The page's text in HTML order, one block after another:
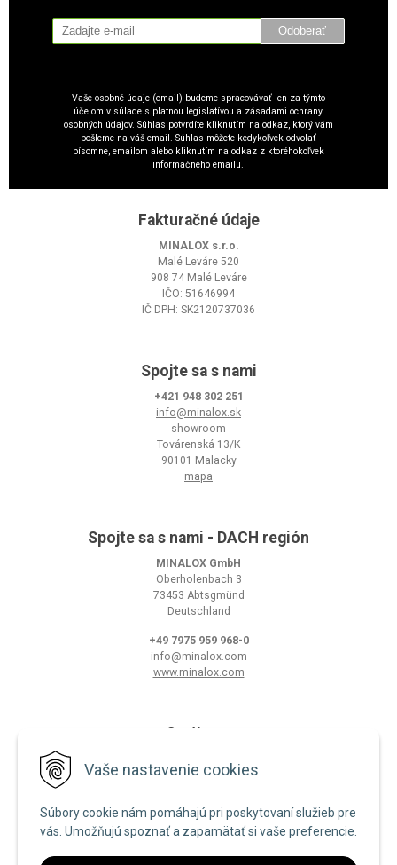
Vaše nastavenie cookies
Súbory cookie nám pomáhajú pri poskytovaní služieb pre
vás. Umožňujú spoznať a zapamätať si vaše preferencie.
Odoberať
Vaše osobné údaje (email) budeme spracovávať len za týmto
účelom v súlade s platnou legislatívou a zásadami ochrany
osobných údajov. Súhlas potvrdíte kliknutím na odkaz, ktorý vám
pošleme na váš email. Súhlas môžete kedykoľvek odvolať
písomne, emailom alebo kliknutím na odkaz z ktoréhokoľvek
informačného emailu.
Fakturačné údaje
MINALOX s.r.o.
Malé Leváre 520
908 74 Malé Leváre
IČO: 51646994
IČ DPH: SK2120737036
Spojte sa s nami
+421 948 302 251
info@minalox.sk
showroom
Továrenská 13/K
90101 Malacky
mapa
Spojte sa s nami - DACH región
MINALOX GmbH
Oberholenbach 3
73453 Abtsgmünd
Deutschland
+49 7975 959 968-0
info@minalox.com
www.minalox.com
O nákupe
Zásady používania cookies